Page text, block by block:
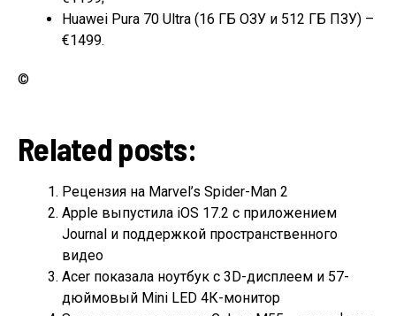
Huawei Pura 70 Ultra (16 ГБ ОЗУ и 512 ГБ ПЗУ) –
€1499.
©
Related posts:
Рецензия на Marvel’s Spider-Man 2
Apple выпустила iOS 17.2 с приложением
Journal и поддержкой пространственного
видео
Acer показала ноутбук с 3D-дисплеем и 57-
дюймовый Mini LED 4К-монитор